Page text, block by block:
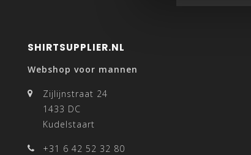
SHIRTSUPPLIER.NL
Webshop voor mannen
Zijlijnstraat 24
1433 DC
Kudelstaart
+31 6 42 52 32 80